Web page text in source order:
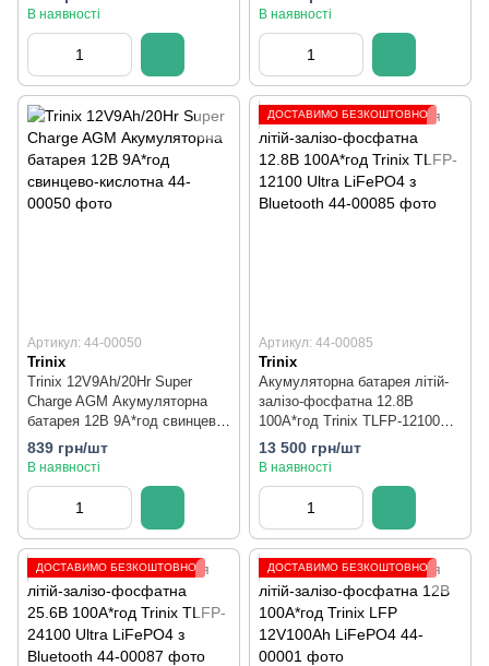
В наявності В наявності
Артикул: 44-00050
Trinix
Trinix 12V9Ah/20Hr Super
Charge AGM Акумуляторна
батарея 12В 9А*год свинцево-
кислотна
839 грн/шт
В наявності
ДОСТАВИМО БЕЗКОШТОВНО
Артикул: 44-00085
Trinix
Акумуляторна батарея літій-
залізо-фосфатна 12.8В
100А*год Trinix TLFP-12100
Ultra LiFePO4 з Bluetooth
13 500 грн/шт
В наявності
ДОСТАВИМО БЕЗКОШТОВНО ДОСТАВИМО БЕЗКОШТОВНО